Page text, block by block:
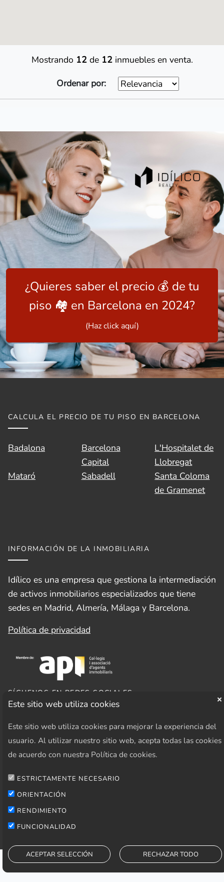
Mostrando 12de 12inmuebles en venta.
Ordenar por:
¿Quieres saber el precio 💰 de tu
piso 🏘️ en Barcelona en 2024?
(Haz click aquí)
CALCULA EL PRECIO DE TU PISO EN BARCELONA
Badalona
Barcelona
Capital
L'Hospitalet de
Llobregat
Mataró
Sabadell
Santa Coloma
de Gramenet
INFORMACIÓN DE LA INMOBILIARIA
Idílico es una empresa que gestiona la intermediación
de activos inmobiliarios especializados que tiene
sedes en Madrid, Almería, Málaga y Barcelona.
Política de privacidad
SÍGUENOS EN REDES SOCIALES
AREA PRIVADA
Acceder
Este sitio web utiliza cookies
Este sitio web utiliza cookies para mejorar la experiencia del
usuario. Al utilizar nuestro sitio web, acepta todas las cookies
de acuerdo con nuestra Política de cookies.
ESTRICTAMENTE NECESARIO
ORIENTACIÓN
RENDIMIENTO
FUNCIONALIDAD
ACEPTAR SELECCIÓN RECHAZAR TODO